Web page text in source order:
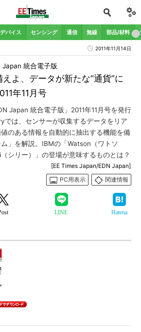
デバイス センシング 通信 無線 部品/材料
2011年11月14日
よ、データが新たな“通貨”に
年11月号
Japan 統合電子版
Japan 統合電子版」2011年11月号を発行
では、センサーが収集するデータをリア
のある情報を自動的に抽出する機能を備
」を解説。IBMの「Watson（ワトソ
シリー）」の登場が意味するものとは？
[EE Times Japan/EDN Japan]
PC用表示
関連情報
LINE Hatena